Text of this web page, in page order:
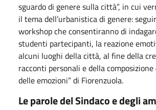
sguardo di genere sulla città”, in cui
il tema dell’urbanistica di genere:
workshop che consentiranno di
studenti partecipanti, la reazione
alcuni luoghi della città, al fine della
racconti personali e della composizione
delle emozioni” di Fiorenzuola.
Le parole del Sindaco e degli